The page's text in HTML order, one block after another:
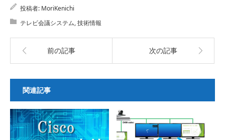
投稿者: MoriKenichi
テレビ会議システム,技術情報
前の記事 次の記事
関連記事